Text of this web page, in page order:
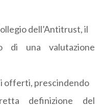
dell’Antitrust, il
una valutazione
offerti, prescindendo
definizione del